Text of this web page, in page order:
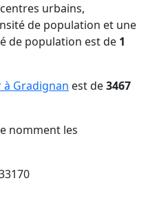
urbains,
de population et une
de population est de 1
Gradignan est de3467
nomment les